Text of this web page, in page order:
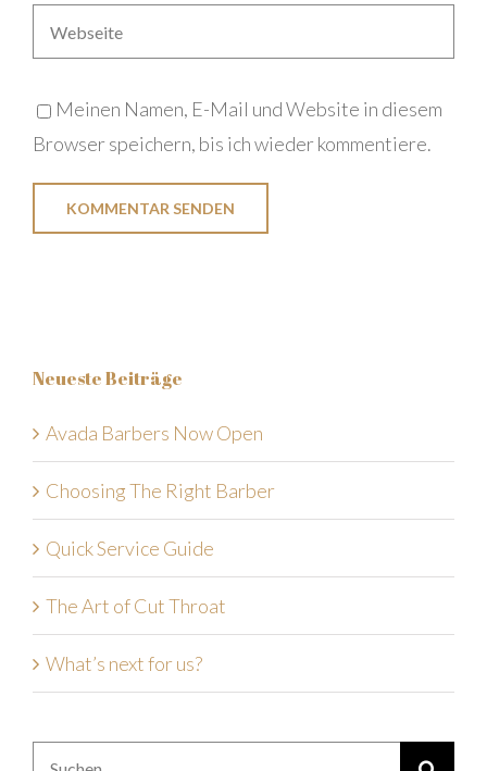
Meinen Namen, E-Mail und Website in diesem
Browser speichern, bis ich wieder kommentiere.
Neueste Beiträge
Avada Barbers Now Open
Choosing The Right Barber
Quick Service Guide
The Art of Cut Throat
What’s next for us?
Suche